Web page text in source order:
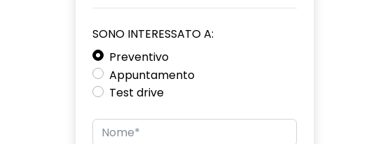
SONO INTERESSATO A:
Preventivo
Appuntamento
Test drive